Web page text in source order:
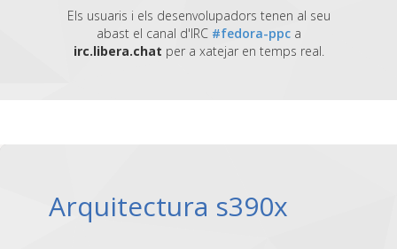
Els usuaris i els desenvolupadors tenen al seu
abast el canal d'IRC #fedora-ppca
irc.libera.chat per a xatejar en temps real.
Arquitectura s390x